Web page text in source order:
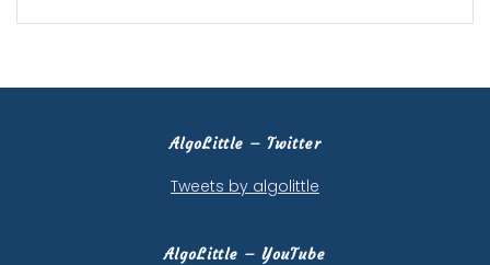
AlgoLittle – Twitter
Tweets by algolittle
AlgoLittle – YouTube